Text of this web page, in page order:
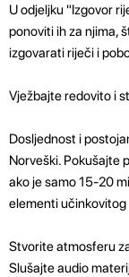
U odjeljku "Izgovor
ponoviti ih za njima,
izgovarati riječi i
Vježbajte redovito i
Dosljednost i
Norveški. Pokušajte
ako je samo 15-20
elementi učinkovitog
Stvorite atmosferu
Slušajte audio